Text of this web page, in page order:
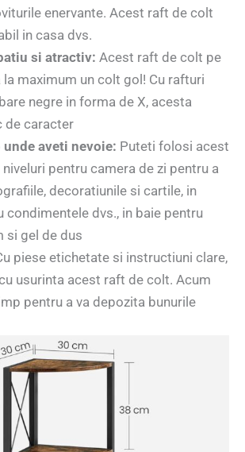
enervante. Acest raft de colt
in casa dvs.
si atractiv: Acest raft de colt pe
maximum un colt gol! Cu rafturi
negre in forma de X, acesta
de caracter
aveti nevoie: Puteti folosi acest
pentru camera de zi pentru a
decoratiunile si cartile, in
condimentele dvs., in baie pentru
si gel de dus
piese etichetate si instructiuni clare,
usurinta acest raft de colt. Acum
pentru a va depozita bunurile